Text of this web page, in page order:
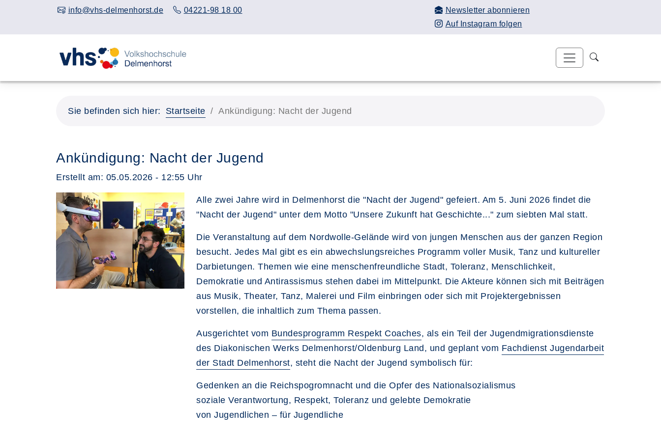
info@vhs-delmenhorst.de 04221-98 18 00
Newsletter abonnieren
Auf Instagram folgen
Sie befinden sich hier: Startseite Ankündigung: Nacht der Jugend
Ankündigung: Nacht der Jugend
Erstellt am: 05.05.2026 - 12:55 Uhr
Alle zwei Jahre wird in Delmenhorst die "Nacht der Jugend" gefeiert. Am 5. Juni 2026 findet die
"Nacht der Jugend" unter dem Motto "Unsere Zukunft hat Geschichte..." zum siebten Mal statt.
Die Veranstaltung auf dem Nordwolle-Gelände wird von jungen Menschen aus der ganzen Region
besucht. Jedes Mal gibt es ein abwechslungsreiches Programm voller Musik, Tanz und kultureller
Darbietungen. Themen wie eine menschenfreundliche Stadt, Toleranz, Menschlichkeit,
Demokratie und Antirassismus stehen dabei im Mittelpunkt. Die Akteure können sich mit Beiträgen
aus Musik, Theater, Tanz, Malerei und Film einbringen oder sich mit Projektergebnissen
vorstellen, die inhaltlich zum Thema passen.
Ausgerichtet vom Bundesprogramm Respekt Coaches, als ein Teil der Jugendmigrationsdienste
des Diakonischen Werks Delmenhorst/Oldenburg Land, und geplant vom Fachdienst Jugendarbeit
der Stadt Delmenhorst, steht die Nacht der Jugend symbolisch für:
Gedenken an die Reichspogromnacht und die Opfer des Nationalsozialismus
soziale Verantwortung, Respekt, Toleranz und gelebte Demokratie
von Jugendlichen – für Jugendliche